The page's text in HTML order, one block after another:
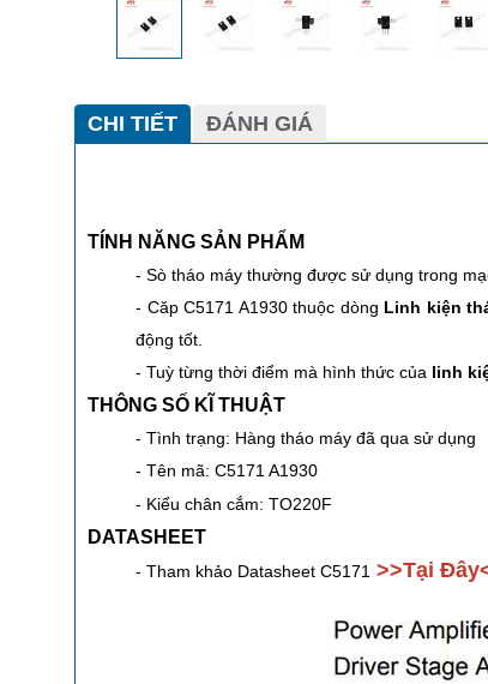
CHI TIẾT ĐÁNH GIÁ
TÍNH NĂNG SẢN PHẨM
- Sò tháo máy thường được sử dụng trong
- Căp C5171 A1930thuộc dòng Linh kiện
động tốt.
- Tuỳ từng thời điểm mà hình thức của linh
THÔNG SỐ KĨ THUẬT
- Tình trạng: Hàng tháo máy đã qua sử dụng
- Tên mã: C5171 A1930
- Kiểu chân cắm: TO220F
DATASHEET
- Tham khảo Datasheet C5171 >>Tại